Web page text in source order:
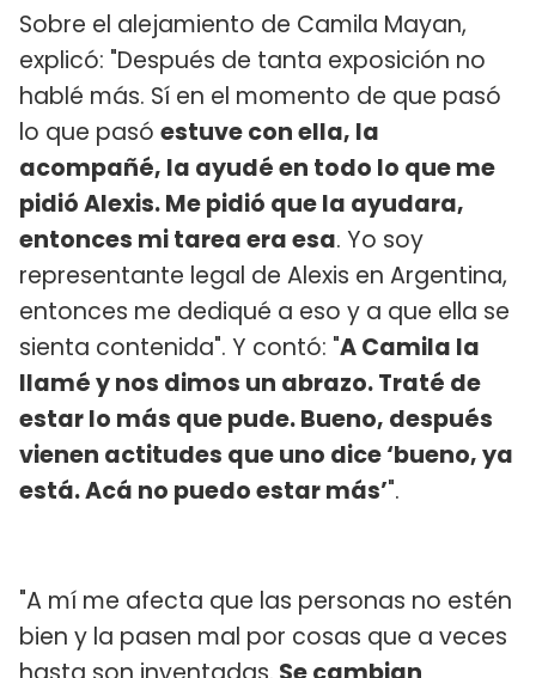
Sobre el alejamiento de Camila Mayan,
explicó: "Después de tanta exposición no
hablé más. Sí en el momento de que pasó
lo que pasó estuve con ella, la
acompañé, la ayudé en todo lo que me
pidió Alexis. Me pidió que la ayudara,
entonces mi tarea era esa. Yo soy
representante legal de Alexis en Argentina,
entonces me dediqué a eso y a que ella se
sienta contenida". Y contó: "A Camila la
llamé y nos dimos un abrazo. Traté de
estar lo más que pude. Bueno, después
vienen actitudes que uno dice ‘bueno, ya
está. Acá no puedo estar más’".
"A mí me afecta que las personas no estén
bien y la pasen mal por cosas que a veces